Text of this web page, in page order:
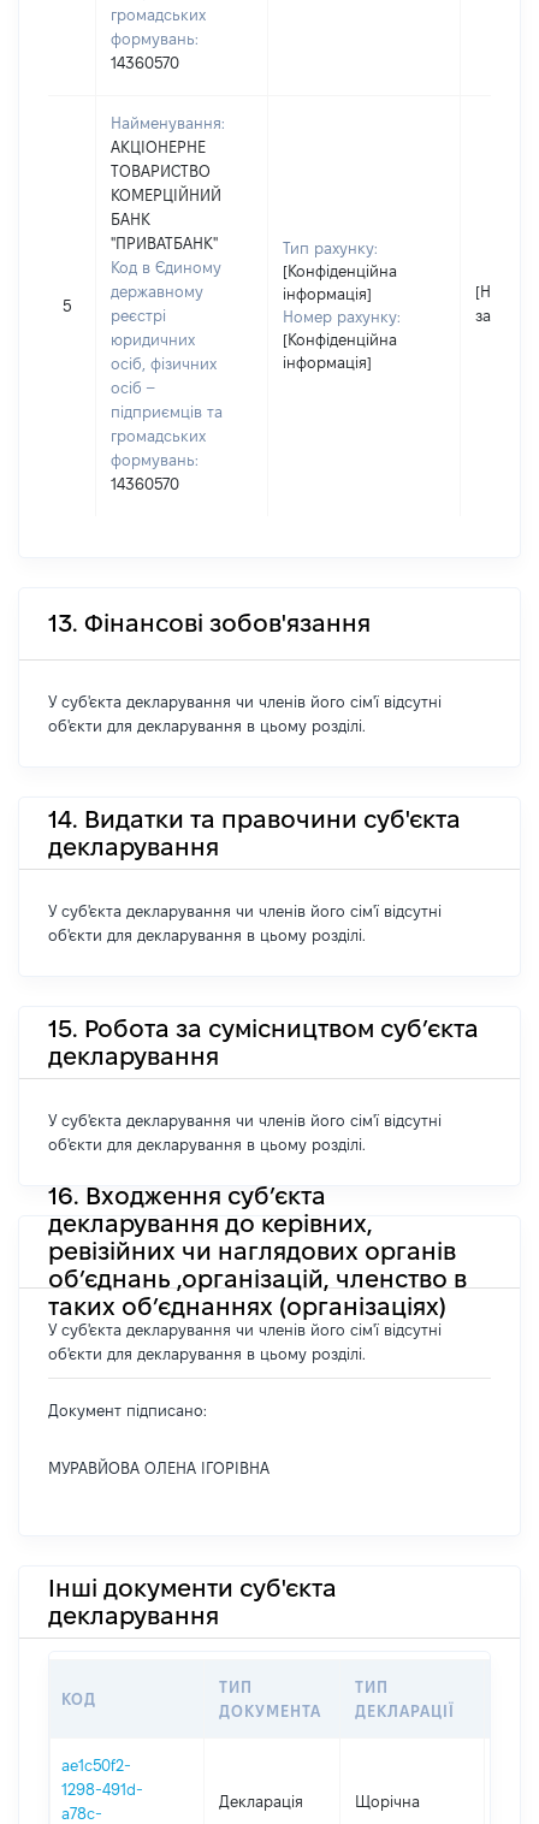
громадських
формувань:
14360570
5
Найменування:
АКЦІОНЕРНЕ
ТОВАРИСТВО
КОМЕРЦІЙНИЙ
БАНК
"ПРИВАТБАНК"
Код в Єдиному
державному
реєстрі
юридичних
осіб, фізичних
осіб –
підприємців та
громадських
формувань:
14360570
Тип рахунку:
[Конфіденційна
інформація]
Номер рахунку:
[Конфіденційна
інформація]
[Не
13. Фінансові зобов'язання
У суб'єкта декларування чи членів його сім'ї відсутні
об'єкти для декларування в цьому розділі.
14. Видатки та правочини суб'єкта
декларування
У суб'єкта декларування чи членів його сім'ї відсутні
об'єкти для декларування в цьому розділі.
15. Робота за сумісництвом суб’єкта
декларування
У суб'єкта декларування чи членів його сім'ї відсутні
об'єкти для декларування в цьому розділі.
16. Входження суб’єкта
декларування до керівних,
ревізійних чи наглядових органів
об’єднань ,організацій, членство в
таких об’єднаннях (організаціях)
У суб'єкта декларування чи членів його сім'ї відсутні
об'єкти для декларування в цьому розділі.
Документ підписано:
МУРАВЙОВА ОЛЕНА ІГОРІВНА
Інші документи суб'єкта
декларування
КОД
ТИП
ДОКУМЕНТА
ТИП
ДЕКЛАРАЦІЇ
ae1c50f2-
1298-491d-
a78c-
Декларація Щорічна